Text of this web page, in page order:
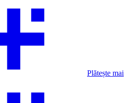
Plătește mai